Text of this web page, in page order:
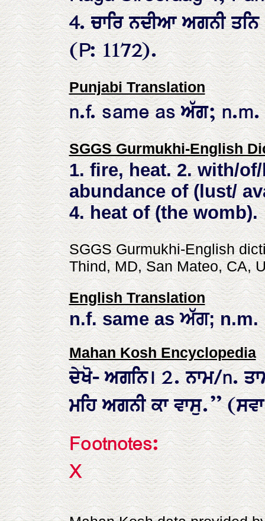
4. ਚਾਰਿ ਨਦੀਆ ਅਗਨੀ
(P: 1172).
Punjabi Translation
n.f. same as ਅੱਗ; n.m.
SGGS Gurmukhi-English
1. fire, heat. 2. with/
abundance of (lust/
4. heat of (the womb).
SGGS Gurmukhi-English
Thind, MD, San Mateo, CA,
English Translation
n.f. same as ਅੱਗ; n.m.
Mahan Kosh Encyclopedia
ਦੇਖੋ- ਅਗਨਿ। 2. ਨਾਮ/n.
ਮਹਿ ਅਗਨੀ ਕਾ ਵਾਸੁ.”
Footnotes:
X